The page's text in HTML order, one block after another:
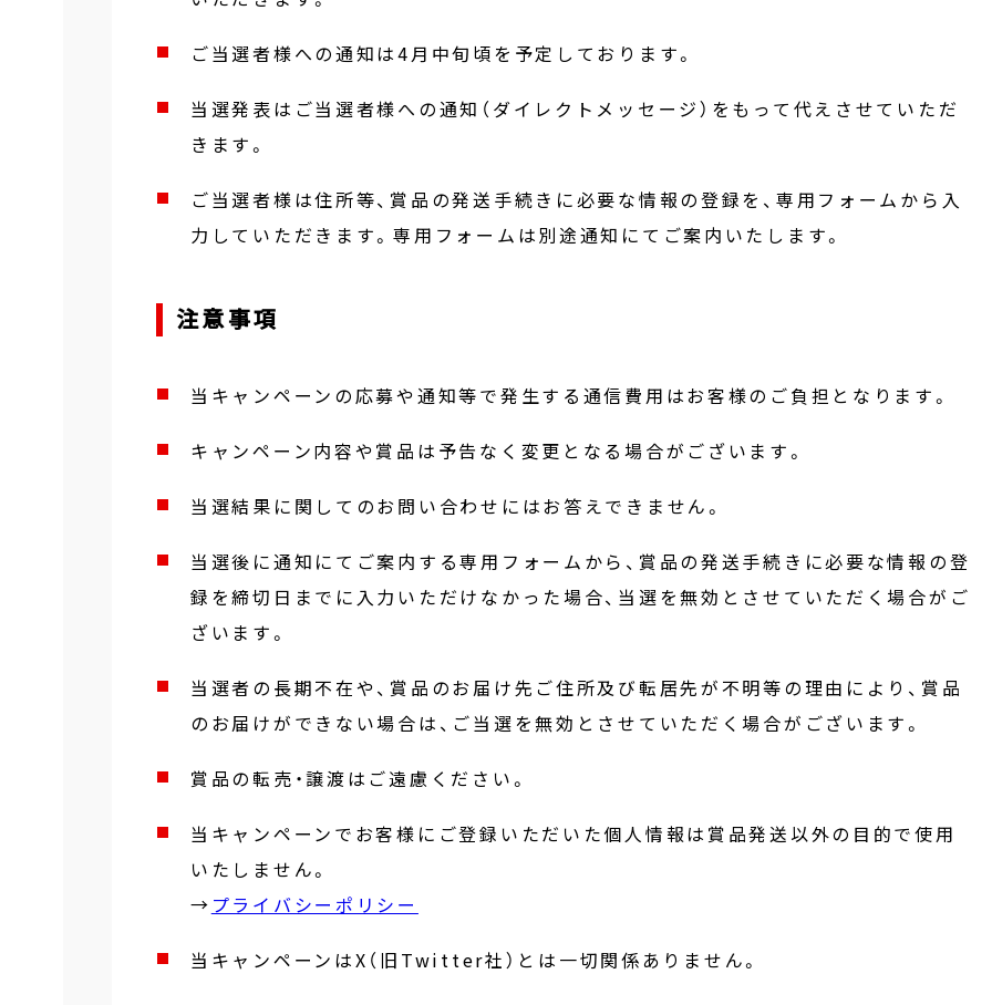
ご当選者様への通知は4月中旬頃を予定しております。
当選発表はご当選者様への通知（ダイレクトメッセージ）をもって代えさせていただ
きます。
ご当選者様は住所等、賞品の発送手続きに必要な情報の登録を、専用フォームから入
力していただきます。専用フォームは別途通知にてご案内いたします。
注意事項
当キャンペーンの応募や通知等で発生する通信費用はお客様のご負担となります。
キャンペーン内容や賞品は予告なく変更となる場合がございます。
当選結果に関してのお問い合わせにはお答えできません。
当選後に通知にてご案内する専用フォームから、賞品の発送手続きに必要な情報の登
録を締切日までに入力いただけなかった場合、当選を無効とさせていただく場合がご
ざいます。
当選者の長期不在や、賞品のお届け先ご住所及び転居先が不明等の理由により、賞品
のお届けができない場合は、ご当選を無効とさせていただく場合がございます。
賞品の転売・譲渡はご遠慮ください。
当キャンペーンでお客様にご登録いただいた個人情報は賞品発送以外の目的で使用
いたしません。
→ プライバシーポリシー
当キャンペーンはX（旧Twitter社）とは一切関係ありません。